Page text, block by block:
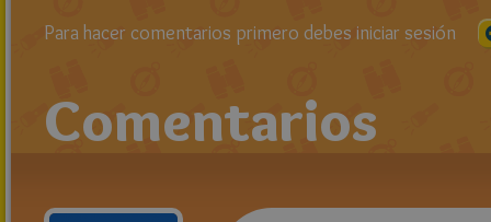
Para hacer comentarios primero debes iniciar sesión
Comentarios